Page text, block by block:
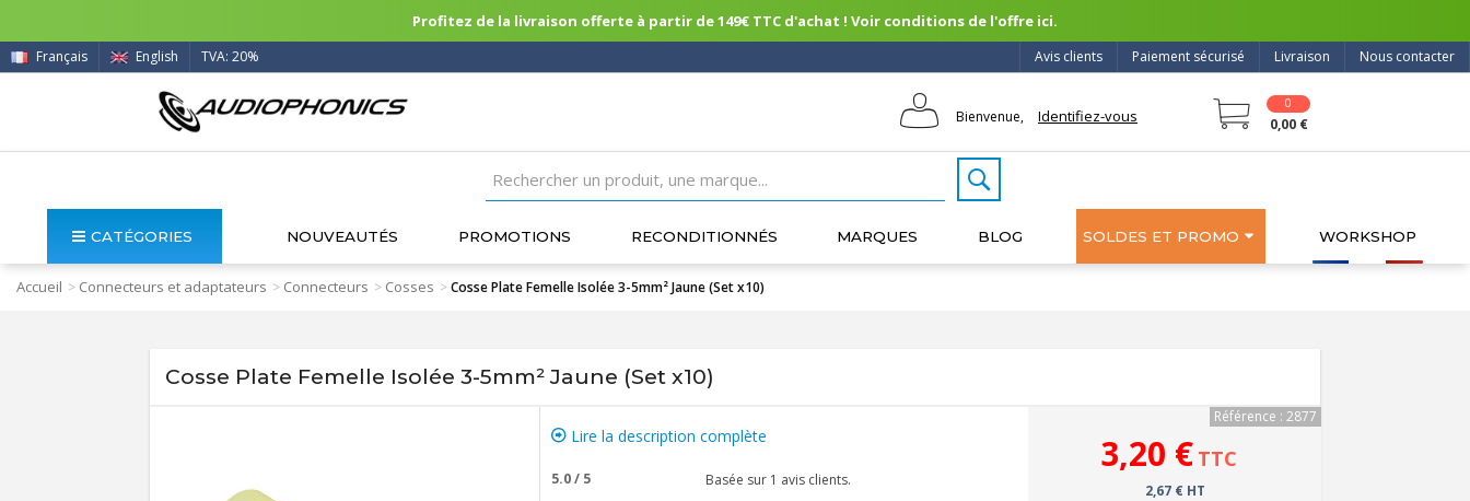
Profitez de la livraison offerte à partir de 149€ TTC d'achat ! Voir conditions de l'offre ici.
Nous contacter
Livraison
Paiement sécurisé
Avis clients
Français English TVA: 20%
Bienvenue, Identifiez-vous
0
0,00 €
CATÉGORIES NOUVEAUTÉS PROMOTIONS RECONDITIONNÉS MARQUES BLOG SOLDES ET PROMO WORKSHOP
Accueil > Connecteurs et adaptateurs > Connecteurs > Cosses >Cosse Plate Femelle Isolée 3-5mm² Jaune (Set x10)
Cosse Plate Femelle Isolée 3-5mm² Jaune (Set x10)
Lire la description complète
5.0/ 5 Basée sur 1 avis clients.
Référence : 2877
3,20 € TTC
2,67 € HT